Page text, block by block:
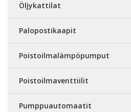
Öljykattilat
Palopostikaapit
Poistoilmalämpöpumput
Poistoilmaventtiilit
Pumppuautomaatit